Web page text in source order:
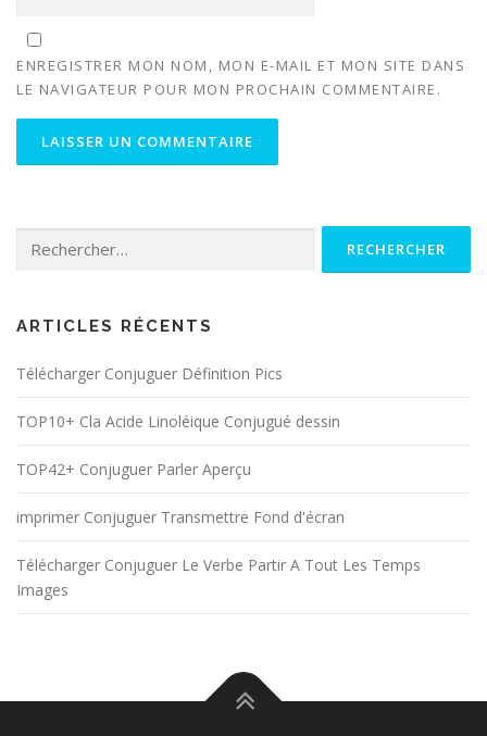
ENREGISTRER MON NOM, MON E-MAIL ET MON SITE DANS
LE NAVIGATEUR POUR MON PROCHAIN COMMENTAIRE.
ARTICLES RÉCENTS
Télécharger Conjuguer Définition Pics
TOP10+ Cla Acide Linoléique Conjugué dessin
TOP42+ Conjuguer Parler Aperçu
imprimer Conjuguer Transmettre Fond d'écran
Télécharger Conjuguer Le Verbe Partir A Tout Les Temps
Images